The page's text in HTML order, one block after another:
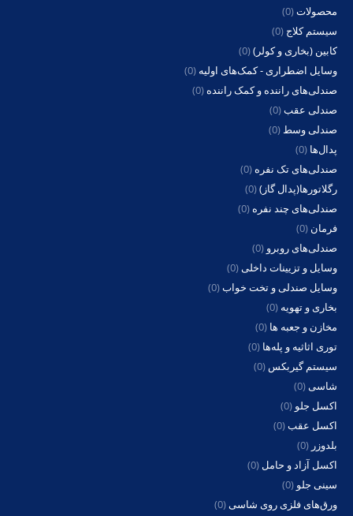
محصولات(0)
سیستم کلاج (0)
کابین (بخاری و کولر)(0)
وسایل اضطراری - کمک‌های اولیه (0)
صندلی‌های راننده و کمک راننده (0)
صندلی عقب(0)
صندلی وسط (0)
پدال‌ها (0)
صندلی‌های تک نفره (0)
رگلاتورها(پدال گاز)(0)
صندلی‌های چند نفره (0)
فرمان (0)
صندلی‌های روبرو (0)
وسایل و تزیینات داخلی(0)
وسایل صندلی و تخت خواب(0)
بخاری و تهویه (0)
مخازن و جعبه ها (0)
توری اثاثیه و پله‌ها (0)
سیستم گیربکس (0)
شاسی(0)
اکسل جلو (0)
اکسل عقب(0)
بلدوزر (0)
اکسل آزاد و حامل (0)
سینی جلو (0)
ورق‌های فلزی روی شاسی(0)